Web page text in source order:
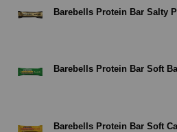
Barebells Protein Bar Salty
Barebells Protein Bar Soft
Barebells Protein Bar Soft